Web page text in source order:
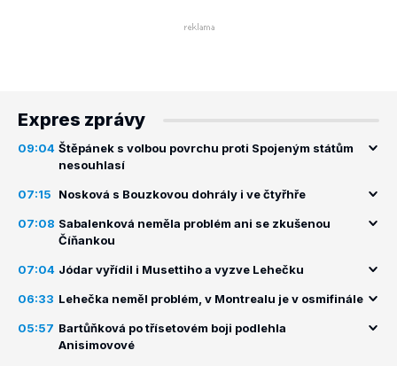
Expres zprávy
09:04 Štěpánek s volbou povrchu proti Spojeným státům
nesouhlasí
07:15 Nosková s Bouzkovou dohrály i ve čtyřhře
07:08 Sabalenková neměla problém ani se zkušenou
Číňankou
07:04 Jódar vyřídil i Musettiho a vyzve Lehečku
06:33 Lehečka neměl problém, v Montrealu je v osmifinále
05:57 Bartůňková po třísetovém boji podlehla
Anisimovové